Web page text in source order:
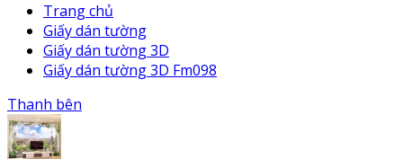
Trang chủ
Giấy dán tường
Giấy dán tường 3D
Giấy dán tường 3D Fm098
Thanh bên